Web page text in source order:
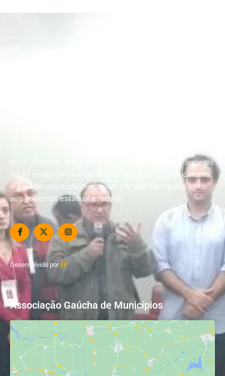
AGM, entidade associativa dos prefeitos do Rio Grande do
Sul foi criada com o objetivo de fortalecer o municipalismo
e garantir aos municípios apoio em suas demandas junto
aos governos estadual e federal
Desenvolvido por EP
Associação Gaúcha de Municípios